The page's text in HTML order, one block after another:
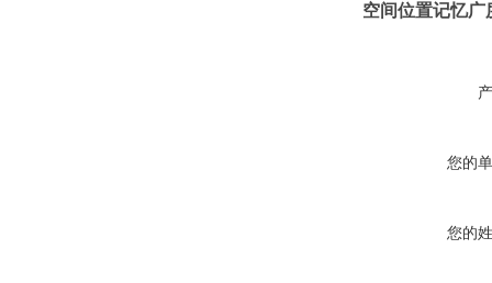
空间位置记忆广
您的
您的